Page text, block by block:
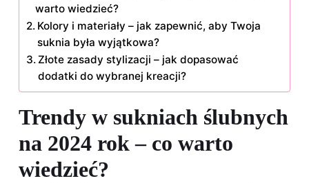
warto wiedzieć?
Kolory i materiały – jak zapewnić, aby Twoja
suknia była wyjątkowa?
Złote zasady stylizacji – jak dopasować
dodatki do wybranej kreacji?
Trendy w sukniach ślubnych
na 2024 rok – co warto
wiedzieć?